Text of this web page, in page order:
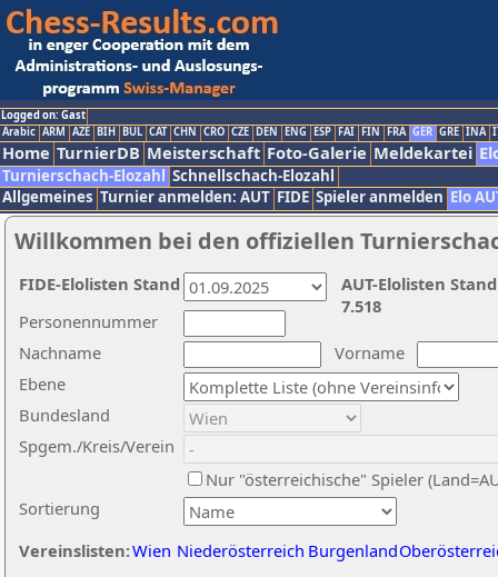
Logged on: Gast
Arabic ARM AZE BIH BUL CAT CHN CRO CZE DEN ENG ESP FAI FIN FRA GER GRE INA
Home TurnierDB Meisterschaft Foto-Galerie Meldekartei
Turnierschach-Elozahl Schnellschach-Elozahl
Allgemeines Turnier anmelden: AUT FIDE Spieler anmelden Elo
Willkommen bei den offiziellen
Nachname
Vorname
Ebene
Sortierung
Personennummer
Bundesland
Spgem./Kreis/Verein
Nur "österreichische" Spieler
Vereinslisten:Wien Niederösterreich Burgenland
AUT-Elolisten
7.518
FIDE-Elolisten Stand